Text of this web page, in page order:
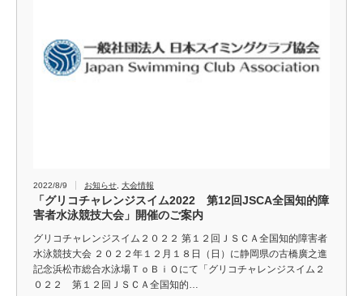
2022/8/9 お知らせ 大会情報
「グリコチャレンジスイム2022 第12回JSCA全国知的障
害者水泳競技大会」開催のご案内
グリコチャレンジスイム２０２２ 第１２回ＪＳＣＡ全国知的障害者
水泳競技大会 ２０２２年１２月１８日（日）に静岡県の古橋廣之進
記念浜松市総合水泳場ＴｏＢｉＯにて「グリコチャレンジスイム２
０２２ 第１２回ＪＳＣＡ全国知的…